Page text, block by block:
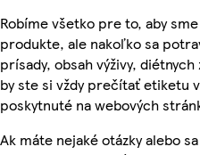
Robíme všetko pre to, aby
produkte, ale nakoľko sa
prísady, obsah výživy,
by ste si vždy prečítať etiketu
poskytnuté na webových
Ak máte nejaké otázky alebo